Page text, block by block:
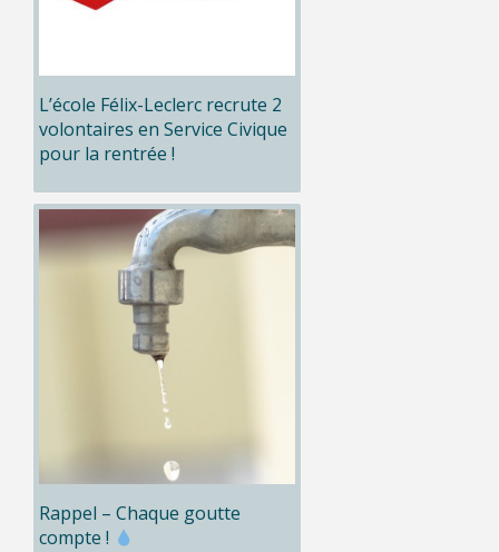
L’école Félix-Leclerc recrute 2
volontaires en Service Civique
pour la rentrée !
Rappel – Chaque goutte
compte !